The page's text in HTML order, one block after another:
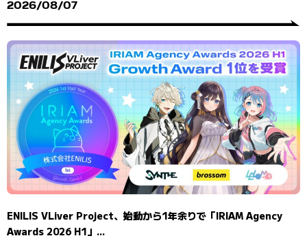
2026/08/07
ENILIS VLiver Project、始動から1年余りで「IRIAM Agency
Awards 2026 H1」...